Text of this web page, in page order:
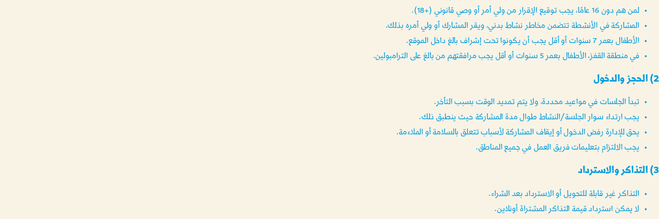
لمن هم دون 16 عامًا، يجب توقيع الإقرار من ولي أمر أو وصي قانوني (+18).
المشاركة في الأنشطة تتضمن مخاطر نشاط بدني، ويقر المشارك أو ولي أمره بذلك.
الأطفال بعمر 7 سنوات أو أقل يجب أن يكونوا تحت إشراف بالغ داخل الموقع.
في منطقة القفز، الأطفال بعمر 5 سنوات أو أقل يجب مرافقتهم من بالغ على الترامبولين.
2) الحجز والدخول
تبدأ الجلسات في مواعيد محددة، ولا يتم تمديد الوقت بسبب التأخر.
يجب ارتداء سوار الجلسة/النشاط طوال مدة المشاركة حيث ينطبق ذلك.
يحق للإدارة رفض الدخول أو إيقاف المشاركة لأسباب تتعلق بالسلامة أو الملاءمة.
يجب الالتزام بتعليمات فريق العمل في جميع المناطق.
3) التذاكر والاسترداد
التذاكر غير قابلة للتحويل أو الاسترداد بعد الشراء.
لا يمكن استرداد قيمة التذاكر المشتراة أونلاين.